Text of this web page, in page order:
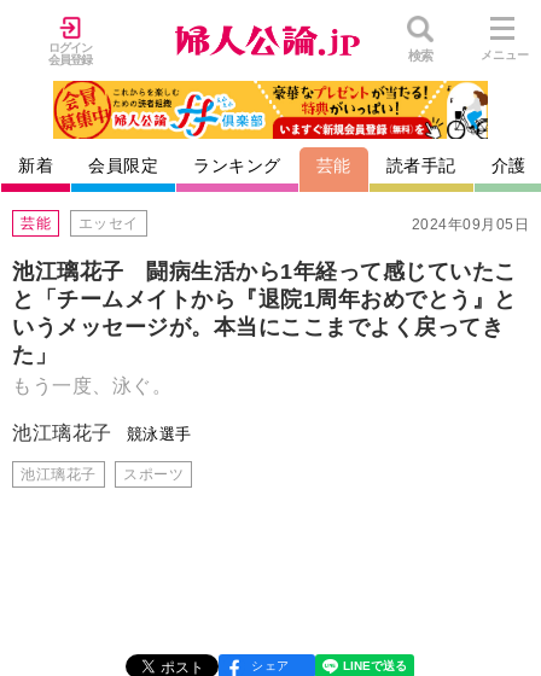
ログイン
会員登録
検索 メニュー
新着 会員限定 ランキング 芸能 読者手記 介護
2024年09月05日
芸能 エッセイ
池江璃花子 闘病生活から1年経って感じていたこ
と「チームメイトから『退院1周年おめでとう』と
いうメッセージが。本当にここまでよく戻ってき
た」
もう一度、泳ぐ。
池江璃花子 競泳選手
池江璃花子 スポーツ
シェア